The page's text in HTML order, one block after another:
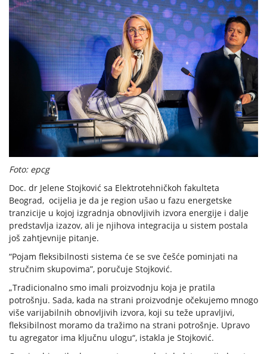
Foto: epcg
Doc. dr Jelene Stojković sa Elektrotehničkoh fakulteta
Beograd, ocijelia je da je region ušao u fazu energetske
tranzicije u kojoj izgradnja obnovljivih izvora energije i dalje
predstavlja izazov, ali je njihova integracija u sistem postala
još zahtjevnije pitanje.
“Pojam fleksibilnosti sistema će se sve češće pominjati na
stručnim skupovima”, poručuje Stojković.
„Tradicionalno smo imali proizvodnju koja je pratila
potrošnju. Sada, kada na strani proizvodnje očekujemo mnogo
više varijabilnih obnovljivih izvora, koji su teže upravljivi,
fleksibilnost moramo da tražimo na strani potrošnje. Upravo
tu agregator ima ključnu ulogu“, istakla je Stojković.